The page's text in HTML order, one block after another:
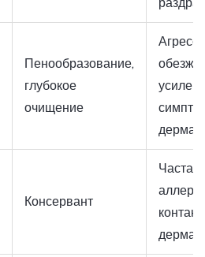
Пенообразование,
глубокое
очищение
Консервант
Частая